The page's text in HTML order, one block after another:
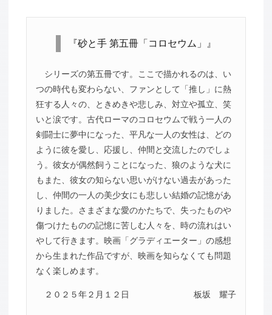
『砂と手 第五冊「コロセウム」』
シリーズの第五冊です。ここで描かれるのは、い
つの時代も変わらない、ファンとして「推し」に熱
狂する人々の、ときめきや悲しみ、対立や孤立、笑
いと涙です。古代ローマのコロセウムで戦う一人の
剣闘士に夢中になった、平凡な一人の女性は、どの
ように彼を愛し、応援し、仲間と交流したのでしょ
う。彼女が偶然飼うことになった、狼のような犬に
もまた、彼女の知らない思いがけない過去があった
し、仲間の一人の美少女にも悲しい結婚の記憶があ
りました。さまざまな愛のかたちで、失ったものや
傷つけたものの記憶に苦しむ人々を、時の流れはい
やして行きます。映画「グラディエーター」の感想
から生まれた作品ですが、映画を知らなくても問題
なく楽しめます。
２０２５年２月１２日 板坂 耀子